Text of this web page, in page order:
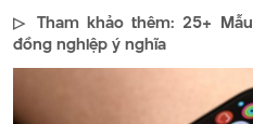
▷ Tham khảo thêm: 25+ Mẫu
đồng nghiệp ý nghĩa